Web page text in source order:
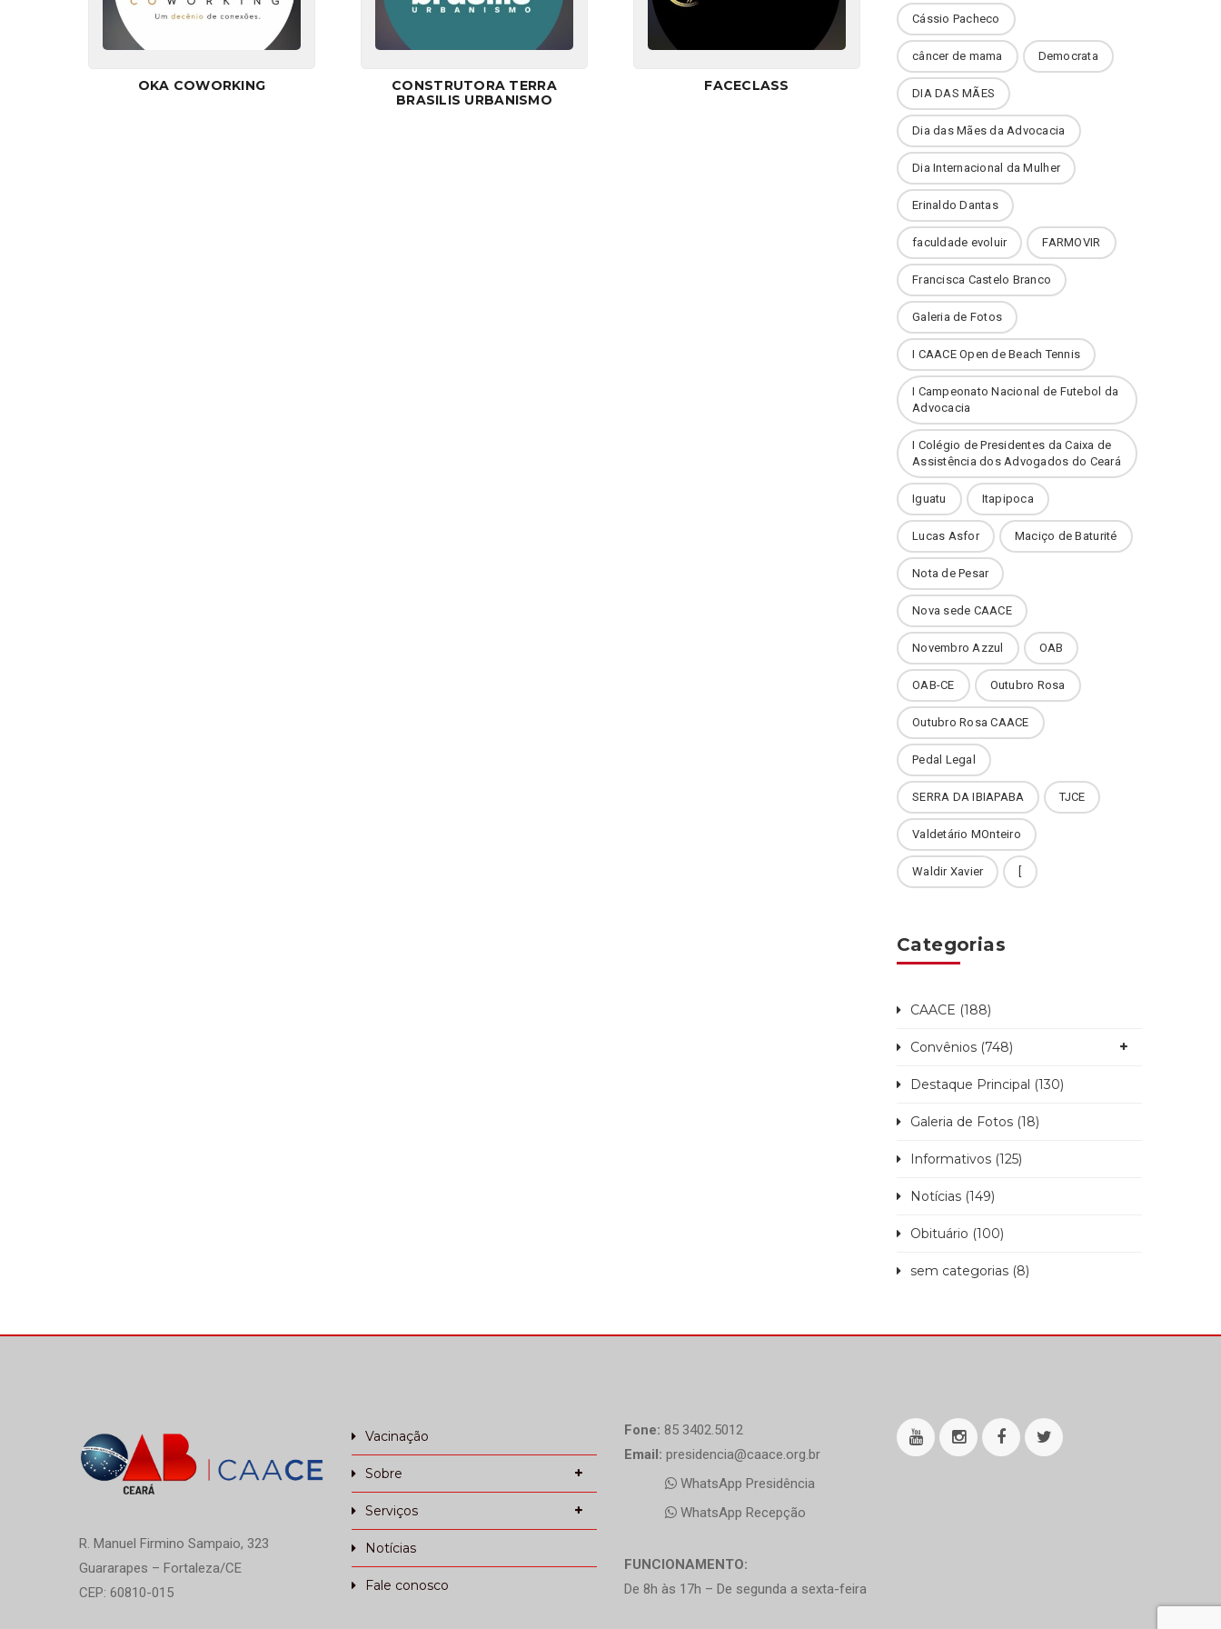
OKA COWORKING
CONSTRUTORA TERRA
BRASILIS URBANISMO
FACECLASS
Cássio Pacheco
câncer de mama Democrata
DIA DAS MÃES
Dia das Mães da Advocacia
Dia Internacional da Mulher
Erinaldo Dantas
faculdade evoluir FARMOVIR
Francisca Castelo Branco
Galeria de Fotos
I CAACE Open de Beach Tennis
I Campeonato Nacional de Futebol da
Advocacia
I Colégio de Presidentes da Caixa de
Assistência dos Advogados do Ceará
Iguatu Itapipoca
Lucas Asfor Maciço de Baturité
Nota de Pesar
Nova sede CAACE
Novembro Azzul OAB
OAB-CE Outubro Rosa
Outubro Rosa CAACE
Pedal Legal
SERRA DA IBIAPABA TJCE
Valdetário MOnteiro
Waldir Xavier
Categorias
CAACE (188)
Convênios (748)
Destaque Principal (130)
Galeria de Fotos (18)
Informativos (125)
Notícias (149)
Obituário (100)
sem categorias (8)
R. Manuel Firmino Sampaio, 323
Guararapes – Fortaleza/CE
CEP: 60810-015
Vacinação
Sobre
Serviços
Notícias
Fale conosco
Fone: 85 3402.5012
Email: presidencia@caace.org.br
WhatsApp Presidência
WhatsApp Recepção
FUNCIONAMENTO:
De 8h às 17h – De segunda a sexta-feira